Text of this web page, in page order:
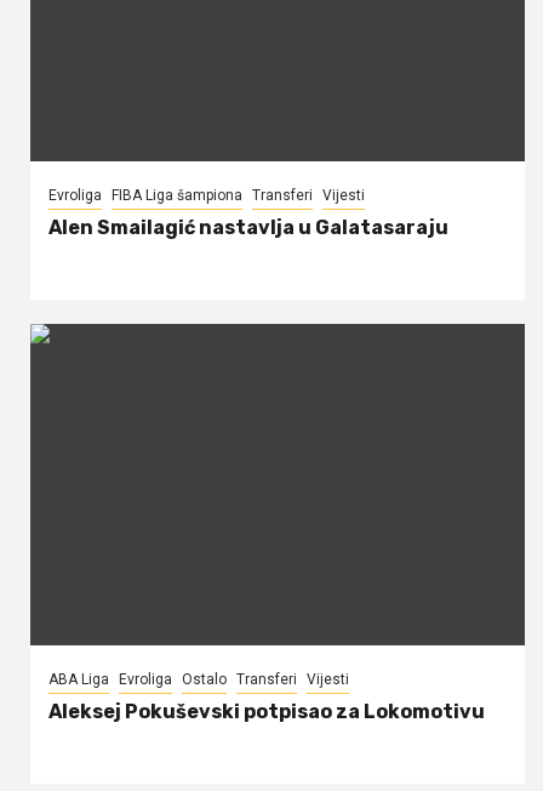
Evroliga FIBA Liga šampiona Transferi Vijesti
Alen Smailagić nastavlja u Galatasaraju
ABA Liga Evroliga Ostalo Transferi Vijesti
Aleksej Pokuševski potpisao za Lokomotivu